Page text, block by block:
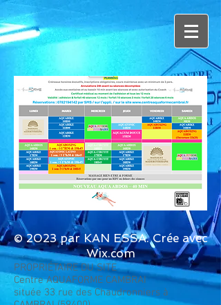
© 2023 par KAN ESSA. Crée avec
Wix.com
PROPRIÉTAIRE DU SITE
Centre AQUAFORME CAMBRAI
située 33 rue des Chaudronniers à